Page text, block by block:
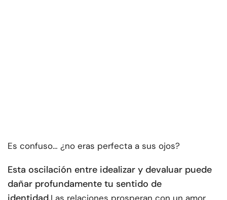
Es confuso… ¿no eras perfecta a sus ojos?
Esta oscilación entre idealizar y devaluar puede
dañar profundamente tu sentido de